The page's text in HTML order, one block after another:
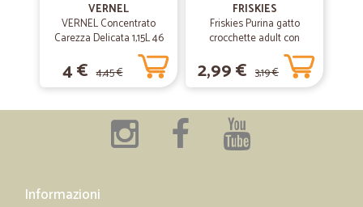
bottiglia rotta ma e' vetro e ci sta. Tempi consegna ottimi e punto
ritiro molto utile per chi non puo' aspettare a casa.
07/03/2020
Alfonso C.
Puntualità e precisione nelle modalità e tempi di consegna.
VERNEL
VERNEL Concentrato
Carezza Delicata 1,15L 46
4 € 4,45 €
FRISKIES
Friskies Purina gatto
crocchette adult con
coniglio, pollo e verdure
scatola gr.400
2,99 € 3,19 €
Informazioni